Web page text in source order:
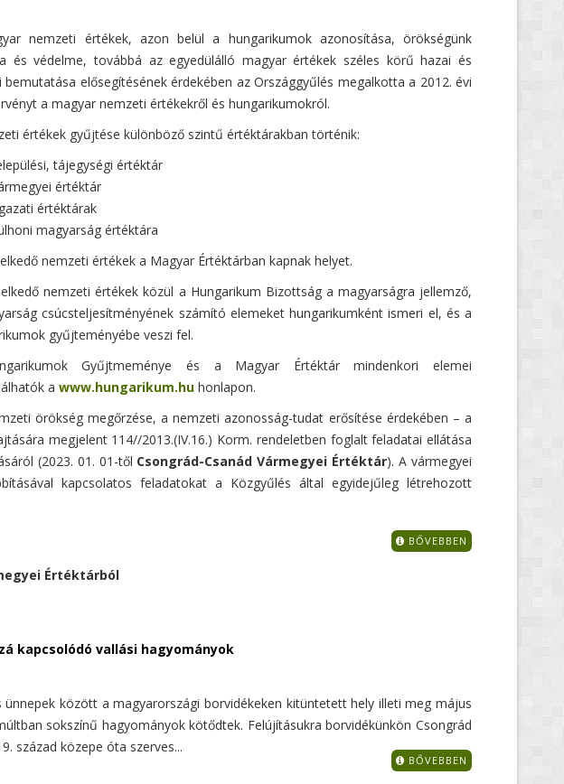
nemzeti értékek, azon belül a hungarikumok azonosítása, örökségünk
és védelme, továbbá az egyedülálló magyar értékek széles körű hazai és
bemutatása elősegítésének érdekében az Országgyűlés megalkotta a 2012. évi
a magyar nemzeti értékekről és hungarikumokról.
értékek gyűjtése különböző szintű értéktárakban történik:
tájegységi értéktár
értéktár
értéktárak
magyarság értéktára
nemzeti értékek a Magyar Értéktárban kapnak helyet.
nemzeti értékek közül a Hungarikum Bizottság a magyarságra jellemző,
csúcsteljesítményének számító elemeket hungarikumként ismeri el, és a
gyűjteményébe veszi fel.
Gyűjtmeménye és a Magyar Értéktár mindenkori elemei
a www.hungarikum.hu honlapon.
örökség megőrzése, a nemzeti azonosság-tudat erősítése érdekében – a
megjelent 114//2013.(IV.16.) Korm. rendeletben foglalt feladatai ellátása
(2023. 01. 01-től Csongrád-Csanád Vármegyei Értéktár). A vármegyei
kapcsolatos feladatokat a Közgyűlés által egyidejűleg létrehozott
BŐVEBBEN
Értéktárból
kapcsolódó vallási hagyományok
között a magyarországi borvidékeken kitüntetett hely illeti meg május
sokszínű hagyományok kötődtek. Felújításukra borvidékünkön Csongrád
század közepe óta szerves...
BŐVEBBEN